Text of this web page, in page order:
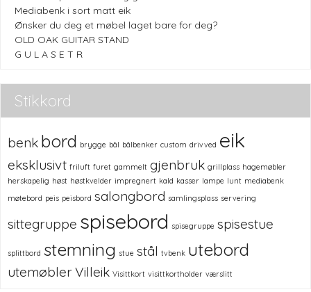
Mediabenk i sort matt eik
Ønsker du deg et møbel laget bare for deg?
OLD OAK GUITAR STAND
G U L A S E T R
Stikkord
benk bord brygge bål bålbenker custom drivved eik
eksklusivt friluft furet gammelt gjenbruk grillplass hagemøbler
herskapelig høst høstkvelder impregnert kald kasser lampe lunt mediabenk
møtebord peis peisbord salongbord samlingsplass servering
sittegruppe spisebord spisegruppe spisestue
splittbord stemning stue stål tvbenk utebord
utemøblerVilleik Visittkort visittkortholder værslitt